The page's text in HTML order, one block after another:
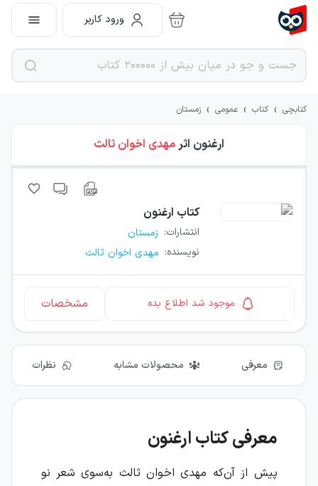
ورود کاربر
کتابچی › کتاب › عمومی › زمستان
ارغنون اثرمهدی اخوان ثالث
کتاب ارغنون
انتشارات: زمستان
نویسنده: مهدی اخوان ثالث
موجود شد اطلاع بده مشخصات
معرفی محصولات مشابه نظرات
معرفی کتاب ارغنون
پیش از آن‌که مهدی اخوان ثالث به‌سوی شعر نو